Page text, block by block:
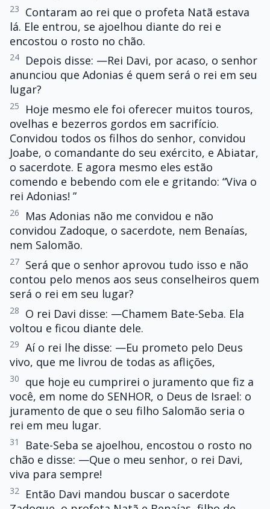
23
Contaram ao rei que o profeta Natã estava
lá. Ele entrou, se ajoelhou diante do rei e
encostou o rosto no chão.
24
Depois disse: —Rei Davi, por acaso, o senhor
anunciou que Adonias é quem será o rei em seu
lugar?
25
Hoje mesmo ele foi oferecer muitos touros,
ovelhas e bezerros gordos em sacrifício.
Convidou todos os filhos do senhor, convidou
Joabe, o comandante do seu exército, e Abiatar,
o sacerdote. E agora mesmo eles estão
comendo e bebendo com ele e gritando: “Viva o
rei Adonias! ”
26
Mas Adonias não me convidou e não
convidou Zadoque, o sacerdote, nem Benaías,
nem Salomão.
27 Será que o senhor aprovou tudo isso e não
contou pelo menos aos seus conselheiros quem
será o rei em seu lugar?
28
O rei Davi disse: —Chamem Bate-Seba. Ela
voltou e ficou diante dele.
29 Aí o rei lhe disse: —Eu prometo pelo Deus
vivo, que me livrou de todas as aflições,
30
que hoje eu cumprirei o juramento que fiz a
você, em nome do SENHOR, o Deus de Israel: o
juramento de que o seu filho Salomão seria o
rei em meu lugar.
31
Bate-Seba se ajoelhou, encostou o rosto no
chão e disse: —Que o meu senhor, o rei Davi,
viva para sempre!
32
Então Davi mandou buscar o sacerdote